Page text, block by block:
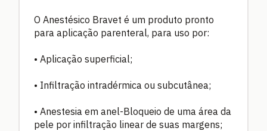
O Anestésico Bravet é um produto pronto
para aplicação parenteral, para uso por:
• Aplicação superficial;
• Infiltração intradérmica ou subcutânea;
• Anestesia em anel-Bloqueio de uma área da
pele por infiltração linear de suas margens;